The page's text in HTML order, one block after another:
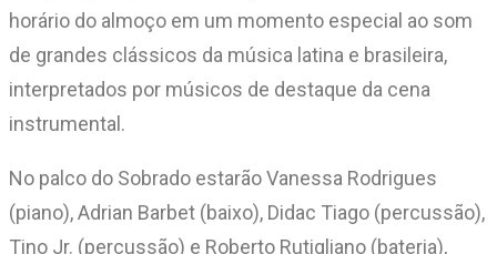
horário do almoço em um momento especial ao som
de grandes clássicos da música latina e brasileira,
interpretados por músicos de destaque da cena
instrumental.
No palco do Sobrado estarão Vanessa Rodrigues
(piano), Adrian Barbet (baixo), Didac Tiago (percussão),
Tino Jr. (percussão) e Roberto Rutigliano (bateria),